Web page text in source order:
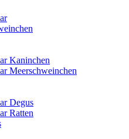
Kaninchen
Meerschweinchen
Degus
Ratten